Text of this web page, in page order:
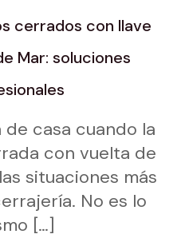
cerrados con llave
Mar: soluciones
casa cuando la
con vuelta de
situaciones más
No es lo
[…]